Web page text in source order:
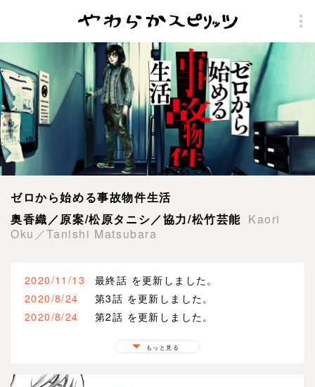
ゼロから始める事故物件生活
奥香織／原案/松原タニシ／協力/松竹芸能 Kaori
Oku／Tanishi Matsubara
2020/11/13
最終話 を更新しました。
2020/8/24
第3話 を更新しました。
2020/8/24
第2話 を更新しました。
もっと見る